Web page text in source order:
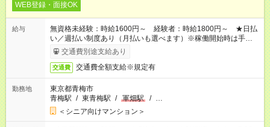
WEB登録・面接OK
給与
無資格未経験：時給1600円～ 経験者：時給1800円～ ★日払
い／週払い制度あり（月払いも選べます）※稼働開始時は手続き
完了次第のお支払いとなります。
交通費別途支給あり
交通費 交通費全額支給※規定有
勤務地
東京都青梅市
青梅駅 / 東青梅駅 / 軍畑駅 / …
＜シニア向けマンション＞